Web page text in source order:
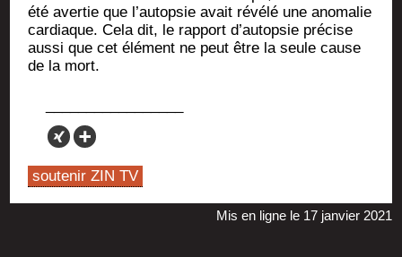
été aver­tie que l’autopsie avait révé­lé une ano­ma­lie
car­diaque. Cela dit, le rap­port d’autopsie pré­cise
aus­si que cet élé­ment ne peut être la seule cause
de la mort.
soutenir ZIN TV
Mis en ligne le 17 janvier 2021